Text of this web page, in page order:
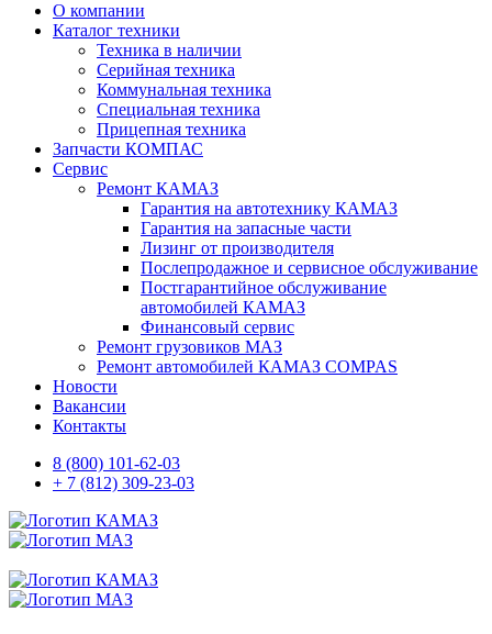
О компании
Каталог техники
Техника в наличии
Серийная техника
Коммунальная техника
Специальная техника
Прицепная техника
Запчасти КОМПАС
Сервис
Ремонт КАМАЗ
Гарантия на автотехнику КАМАЗ
Гарантия на запасные части
Лизинг от производителя
Послепродажное и сервисное обслуживание
Постгарантийное обслуживание
автомобилей КАМАЗ
Финансовый сервис
Ремонт грузовиков МАЗ
Ремонт автомобилей КАМАЗ COMPAS
Новости
Вакансии
Контакты
8 (800) 101-62-03
+ 7 (812) 309-23-03